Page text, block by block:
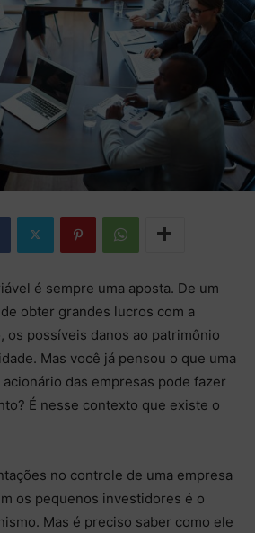
é sempre uma aposta. De um
obter grandes lucros com a
os possíveis danos ao patrimônio
Mas você já pensou o que uma
das empresas pode fazer
É nesse contexto que existe o
no controle de uma empresa
os pequenos investidores é o
Mas é preciso saber como ele